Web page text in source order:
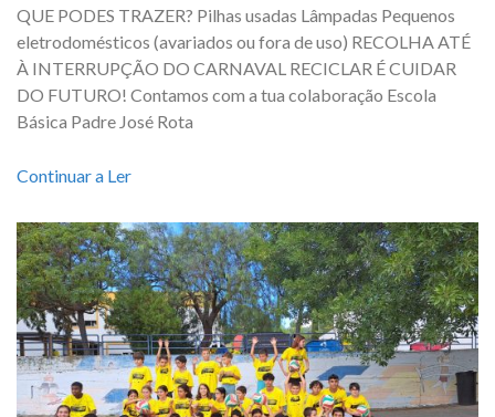
QUE PODES TRAZER? Pilhas usadas Lâmpadas Pequenos
eletrodomésticos (avariados ou fora de uso) RECOLHA ATÉ
À INTERRUPÇÃO DO CARNAVAL RECICLAR É CUIDAR
DO FUTURO! Contamos com a tua colaboração Escola
Básica Padre José Rota
Continuar a Ler